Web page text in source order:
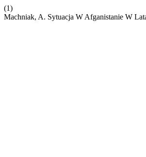
(1)
Machniak, A. Sytuacja W Afganistanie W